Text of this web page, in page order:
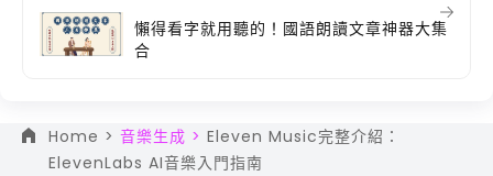
懶得看字就用聽的！國語朗讀文章神器大集
合
Home > 音樂生成 > Eleven Music完整介紹：
ElevenLabs AI音樂入門指南